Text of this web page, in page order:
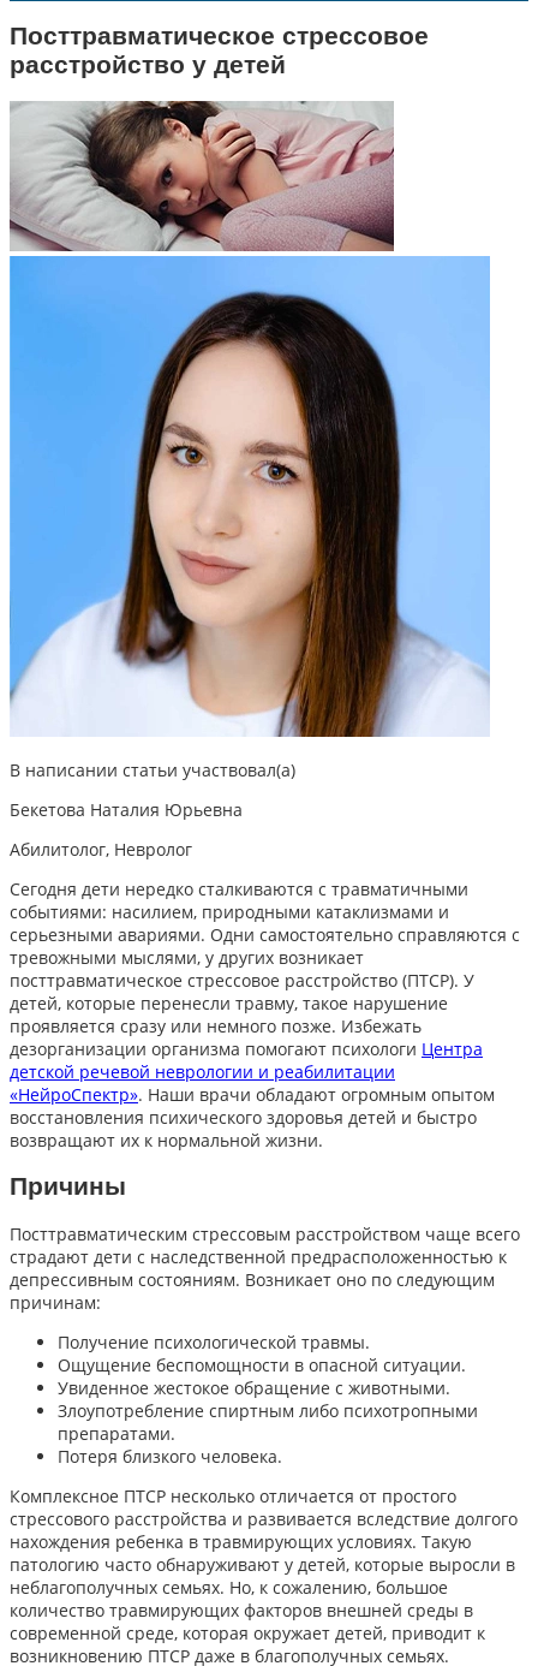
Посттравматическое стрессовое
расстройство у детей
В написании статьи участвовал(а)
Бекетова Наталия Юрьевна
Абилитолог, Невролог
Сегодня дети нередко сталкиваются с травматичными
событиями: насилием, природными катаклизмами и
серьезными авариями. Одни самостоятельно справляются с
тревожными мыслями, у других возникает
посттравматическое стрессовое расстройство (ПТСР). У
детей, которые перенесли травму, такое нарушение
проявляется сразу или немного позже. Избежать
дезорганизации организма помогают психологи Центра
детской речевой неврологии и реабилитации
«НейроСпектр». Наши врачи обладают огромным опытом
восстановления психического здоровья детей и быстро
возвращают их к нормальной жизни.
Причины
Посттравматическим стрессовым расстройством чаще всего
страдают дети с наследственной предрасположенностью к
депрессивным состояниям. Возникает оно по следующим
причинам:
Получение психологической травмы.
Ощущение беспомощности в опасной ситуации.
Увиденное жестокое обращение с животными.
Злоупотребление спиртным либо психотропными
препаратами.
Потеря близкого человека.
Комплексное ПТСР несколько отличается от простого
стрессового расстройства и развивается вследствие долгого
нахождения ребенка в травмирующих условиях. Такую
патологию часто обнаруживают у детей, которые выросли в
неблагополучных семьях. Но, к сожалению, большое
количество травмирующих факторов внешней среды в
современной среде, которая окружает детей, приводит к
возникновению ПТСР даже в благополучных семьях.